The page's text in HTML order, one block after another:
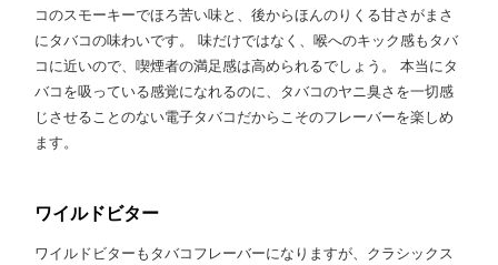
コのスモーキーでほろ苦い味と、後からほんのりくる甘さがまさ
にタバコの味わいです。 味だけではなく、喉へのキック感もタバ
コに近いので、喫煙者の満足感は高められるでしょう。 本当にタ
バコを吸っている感覚になれるのに、タバコのヤニ臭さを一切感
じさせることのない電子タバコだからこそのフレーバーを楽しめ
ます。
ワイルドビター
ワイルドビターもタバコフレーバーになりますが、クラシックス